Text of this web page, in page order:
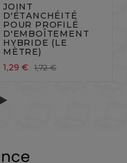
JOINT
D'ÉTANCHÉITÉ
POUR PROFILÉ
D'EMBOÎTEMENT
HYBRIDE (LE
MÈTRE)
1,29 €
1,72 €